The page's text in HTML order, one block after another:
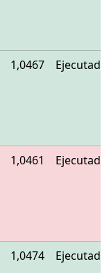
1,0467 Ejecutado
1,0461 Ejecutado
1,0474 Ejecutado